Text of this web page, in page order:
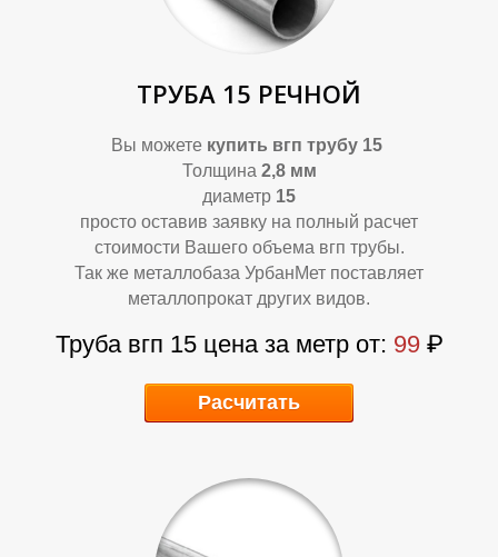
Л
ТРУБА 15 РЕЧНОЙ
Вы можете купить вгп трубу 15
Толщина 2,8 мм
диаметр 15
просто оставив заявку на полный расчет
стоимости Вашего объема вгп трубы.
Так же металлобаза УрбанМет поставляет
металлопрокат других видов.
Труба вгп 15 цена за метр от: 99₽
Расчитать
Л